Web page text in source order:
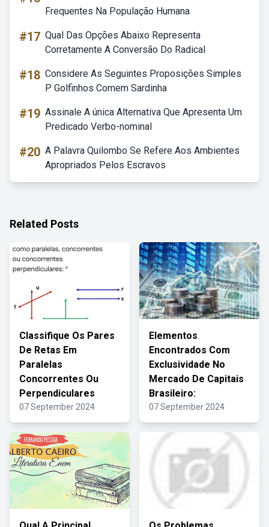
Frequentes Na População Humana
#17 Qual Das Opções Abaixo Representa
Corretamente A Conversão Do Radical
#18 Considere As Seguintes Proposições Simples
P Golfinhos Comem Sardinha
#19 Assinale A única Alternativa Que Apresenta Um
Predicado Verbo-nominal
#20 A Palavra Quilombo Se Refere Aos Ambientes
Apropriados Pelos Escravos
Related Posts
Classifique Os Pares
De Retas Em
Paralelas
Concorrentes Ou
Perpendiculares
07 September 2024
Elementos
Encontrados Com
Exclusividade No
Mercado De Capitais
Brasileiro:
07 September 2024